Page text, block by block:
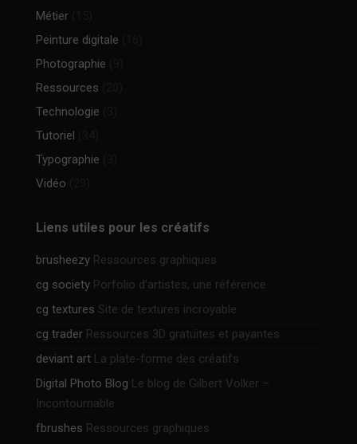
Métier
Peinture digitale
Photographie
Ressources
Technologie
Tutoriel
Typographie
Vidéo
Liens utiles pour les créatifs
brusheezy Ressources graphiques
cg society Porfolio d’artistes, une référence
cg textures Site de textures incroyable.
cg trader Ressources 3D gratuites et payantes
deviant art La plate-forme des créatifs
Digital Photo Blog Le blog de Gilbert Volker –
Incontournable
fbrushes Ressources graphiques